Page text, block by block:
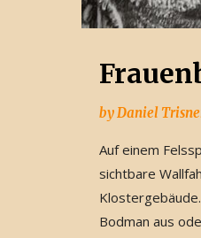
byDaniel
Auf einem
sichtbare
Bodman aus